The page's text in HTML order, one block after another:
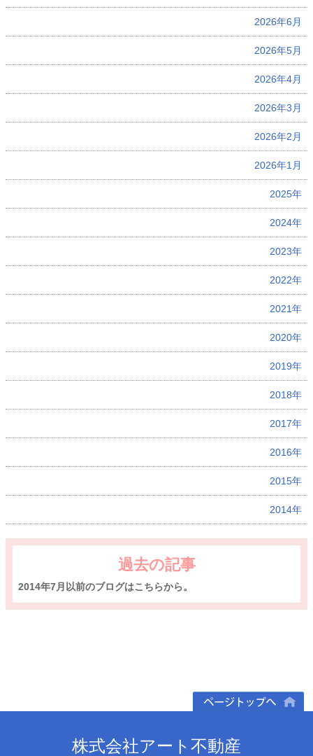
2026年6月
2026年5月
2026年4月
2026年3月
2026年2月
2026年1月
2025年
2024年
2023年
2022年
2021年
2020年
2019年
2018年
2017年
2016年
2015年
2014年
過去の記事
2014年7月以前のブログはこちらから。
株式会社アート不動産